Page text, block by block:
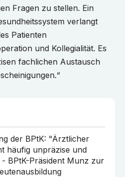
Fragen zu stellen. Ein
verlangt
Patienten
und Kollegialität. Es
fachlichen Austausch
der BPtK: "Ärztlicher
häufig unpräzise und
BPtK-Präsident Munz zur